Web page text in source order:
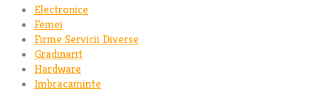
Electronice
Femei
Firme Servicii Diverse
Gradinarit
Hardware
Imbracaminte